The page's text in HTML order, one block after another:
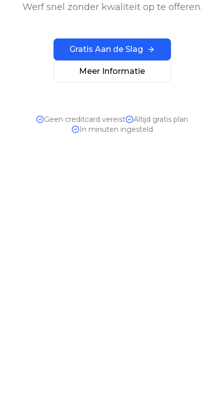
Werf snel zonder kwaliteit op te offeren.
Gratis Aan de Slag
Meer Informatie
Geen creditcard vereist
Altijd gratis plan
In minuten ingesteld